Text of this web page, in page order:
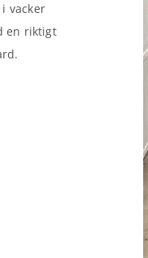
vacker
en riktigt